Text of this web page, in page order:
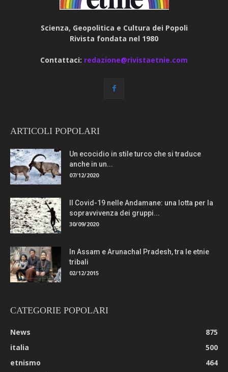
Scienza, Geopolitica e Cultura dei Popoli
Rivista fondata nel 1980
Contattaci: redazione@rivistaetnie.com
ARTICOLI POPOLARI
Un ecocidio in stile turco che si traduce
anche in un...
07/12/2020
Il Covid-19 nelle Andamane: una lotta per la
sopravvivenza dei gruppi...
30/09/2020
In Assam e Arunachal Pradesh, tra le etnie
tribali
02/12/2015
CATEGORIE POPOLARI
News
875
italia
500
etnismo
464